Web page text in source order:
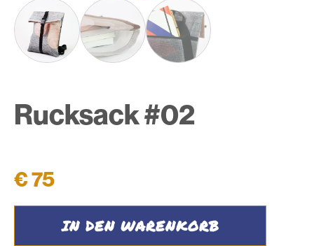
Rucksack #02
€75
IN DEN WARENKORB